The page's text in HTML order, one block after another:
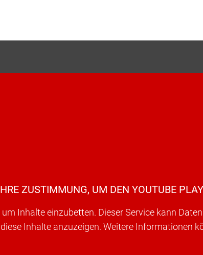
ZUSTIMMUNG, UM DEN YOUTUBE
um Inhalte einzubetten. Dieser Service kann
Inhalte anzuzeigen. Weitere Informationen